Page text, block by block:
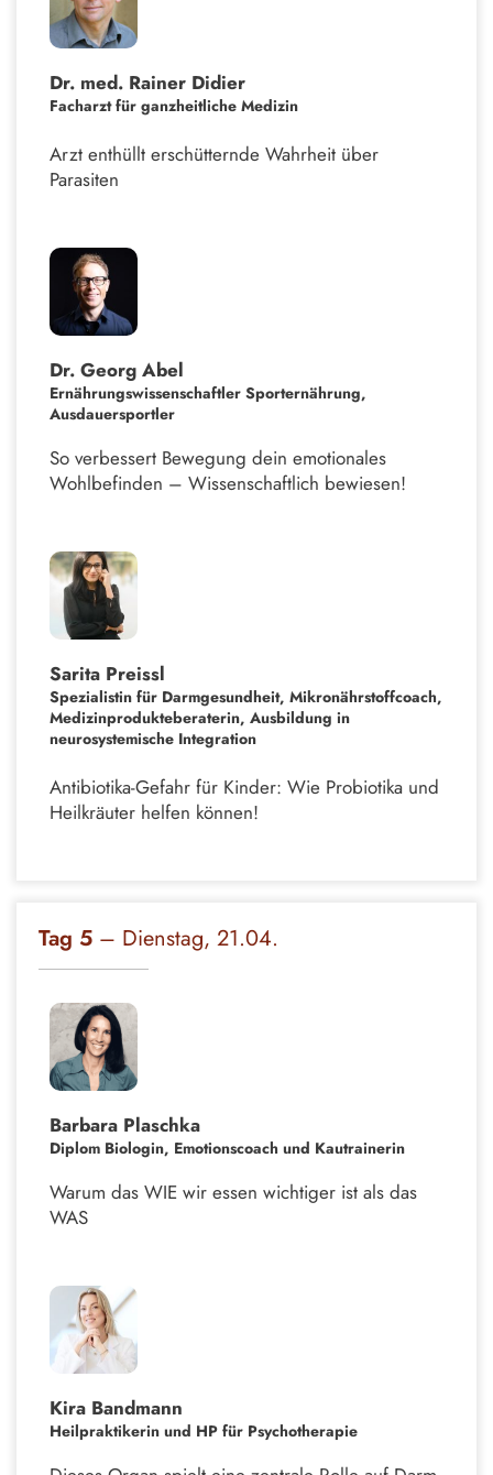
Dr. med. Rainer Didier
Facharzt für ganzheitliche Medizin
Arzt enthüllt erschütternde Wahrheit über
Parasiten
Dr. Georg Abel
Ernährungswissenschaftler Sporternährung,
Ausdauersportler
So verbessert Bewegung dein emotionales
Wohlbefinden – Wissenschaftlich bewiesen!
Sarita Preissl
Spezialistin für Darmgesundheit, Mikronährstoffcoach,
Medizinprodukteberaterin, Ausbildung in
neurosystemische Integration
Antibiotika-Gefahr für Kinder: Wie Probiotika und
Heilkräuter helfen können!
Tag 5 – Dienstag, 21.04.
Barbara Plaschka
Diplom Biologin, Emotionscoach und Kautrainerin
Warum das WIE wir essen wichtiger ist als das
WAS
Kira Bandmann
Heilpraktikerin und HP für Psychotherapie